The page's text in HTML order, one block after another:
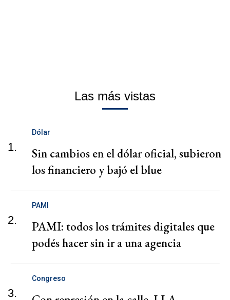
Las más vistas
1.
Dólar
Sin cambios en el dólar oficial, subieron
los financiero y bajó el blue
2.
PAMI
PAMI: todos los trámites digitales que
podés hacer sin ir a una agencia
3.
Congreso